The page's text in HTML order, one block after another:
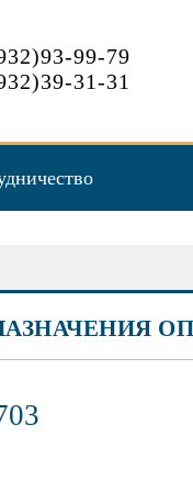
99-79
31-31